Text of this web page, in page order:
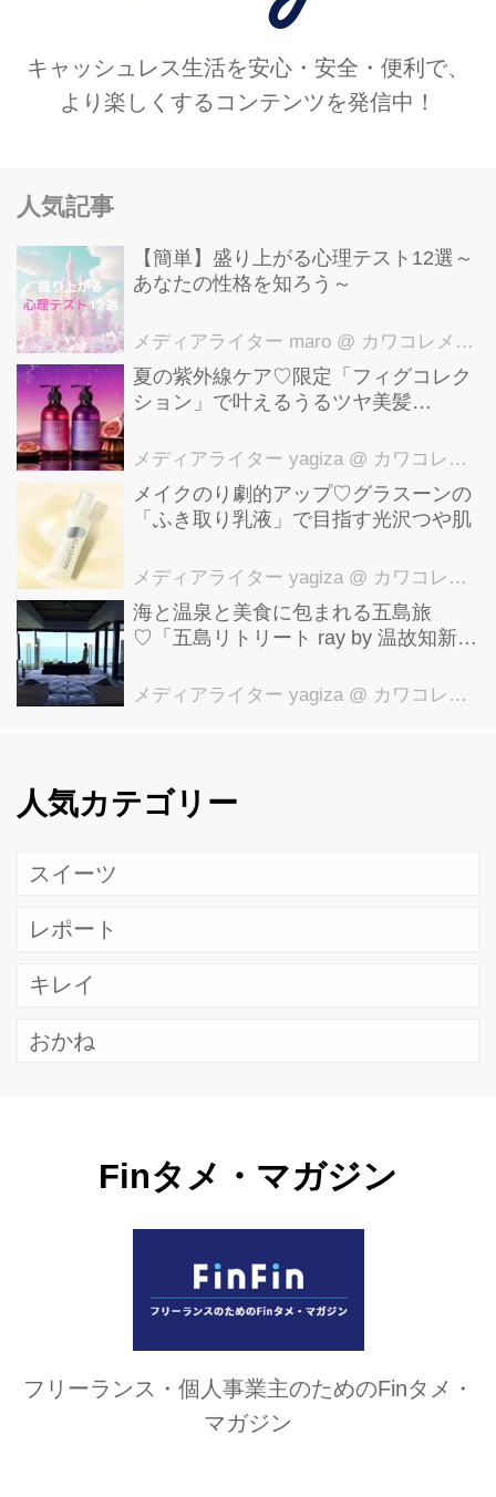
キャッシュレス生活を安心・安全・便利で、
より楽しくするコンテンツを発信中！
人気記事
【簡単】盛り上がる心理テスト12選～
あなたの性格を知ろう～
メディアライター maro @ カワコレメディア編集部
夏の紫外線ケア♡限定「フィグコレク
ション」で叶えるうるツヤ美髪
メディアライター yagiza @ カワコレメディア編集部
メイクのり劇的アップ♡グラスーンの
「ふき取り乳液」で目指す光沢つや肌
メディアライター yagiza @ カワコレメディア編集部
海と温泉と美食に包まれる五島旅
♡「五島リトリート ray by 温故知新」
メディアライター yagiza @ カワコレメディア編集部
人気カテゴリー
スイーツ
レポート
キレイ
おかね
Finタメ・マガジン
フリーランス・個人事業主のためのFinタメ・
マガジン